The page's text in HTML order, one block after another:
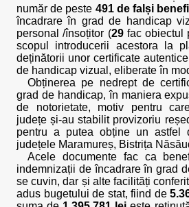
număr de peste 491 de falși
încadrare în grad de handicap
personal /însoțitor (29fac obiectul
scopul introducerii acestora la
deținătorii unor certificate
de handicap vizual, eliberate în
Obținerea pe nedrept de
grad de handicap, în maniera
de notorietate, motiv pentru
județe și-au stabilit provizoriu
pentru a putea obține un astfel
județele Maramureș, Bistrița
Acele documente fac ca
indemnizații de încadrare în grad
se cuvin, dar și alte facilități
adus bugetului de stat, fiind de